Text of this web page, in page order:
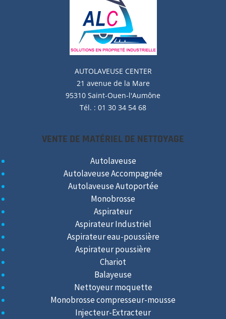
AUTOLAVEUSE CENTER
21 avenue de la Mare
95310 Saint-Ouen-l'Aumône
Tél. : 01 30 34 54 68
VENTE DE MATÉRIEL DE NETTOYAGE
Autolaveuse
Autolaveuse Accompagnée
Autolaveuse Autoportée
Monobrosse
Aspirateur
Aspirateur Industriel
Aspirateur eau-poussière
Aspirateur poussière
Chariot
Balayeuse
Nettoyeur moquette
Monobrosse compresseur-mousse
Injecteur-Extracteur